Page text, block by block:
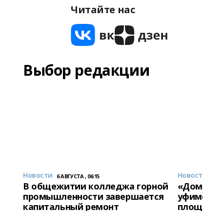
Читайте нас
Выбор редакции
Новости 6 АВГУСТА , 06:15
В общежитии колледжа горной
промышленности завершается
капитальный ремонт